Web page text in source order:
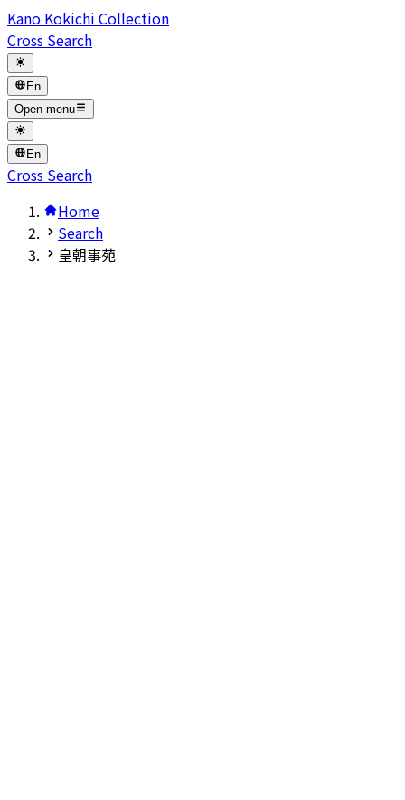
Kano Kokichi Collection
Cross Search
En
Open menu
En
Cross Search
Home
Search
皇朝事苑